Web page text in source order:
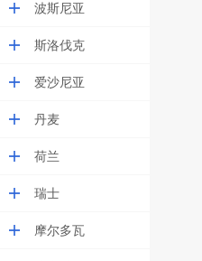
波斯尼亚
斯洛伐克
爱沙尼亚
丹麦
荷兰
瑞士
摩尔多瓦